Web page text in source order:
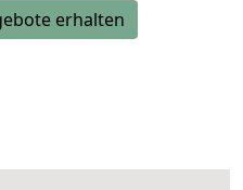
erhalten